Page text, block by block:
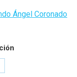
Ángel Coronado